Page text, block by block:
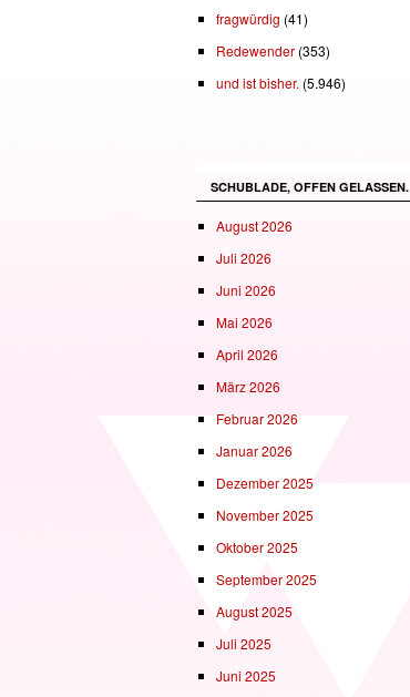
fragwürdig (41)
Redewender (353)
und ist bisher. (5.946)
SCHUBLADE, OFFEN GELASSEN.
August 2026
Juli 2026
Juni 2026
Mai 2026
April 2026
März 2026
Februar 2026
Januar 2026
Dezember 2025
November 2025
Oktober 2025
September 2025
August 2025
Juli 2025
Juni 2025